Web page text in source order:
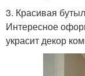
3. Красивая
Интересное
украсит декор